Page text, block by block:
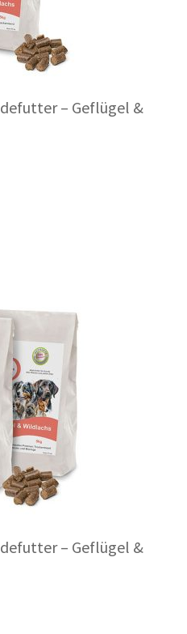
– Geflügel &
– Geflügel &